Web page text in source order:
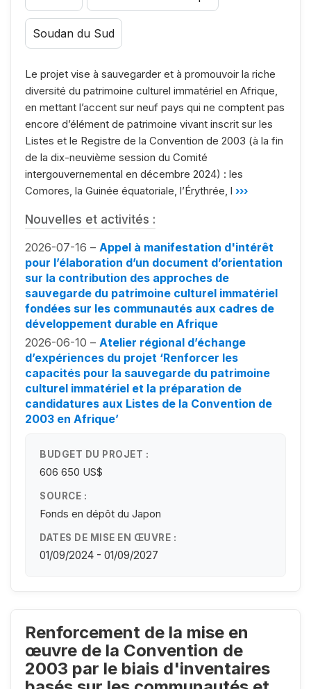
Soudan du Sud
Le projet vise à sauvegarder et à promouvoir la riche
diversité du patrimoine culturel immatériel en Afrique,
en mettant l’accent sur neuf pays qui ne comptent pas
encore d’élément de patrimoine vivant inscrit sur les
Listes et le Registre de la Convention de 2003 (à la fin
de la dix-neuvième session du Comité
intergouvernemental en décembre 2024) : les
Comores, la Guinée équatoriale, l’Érythrée, l ›››
Nouvelles et activités :
2026-07-16 – Appel à manifestation d'intérêt
pour l’élaboration d’un document d’orientation
sur la contribution des approches de
sauvegarde du patrimoine culturel immatériel
fondées sur les communautés aux cadres de
développement durable en Afrique
2026-06-10 – Atelier régional d’échange
d’expériences du projet ‘Renforcer les
capacités pour la sauvegarde du patrimoine
culturel immatériel et la préparation de
candidatures aux Listes de la Convention de
2003 en Afrique’
BUDGET DU PROJET :
606 650 US$
SOURCE :
Fonds en dépôt du Japon
DATES DE MISE EN ŒUVRE :
01/09/2024 - 01/09/2027
Renforcement de la mise en
œuvre de la Convention de
2003 par le biais d'inventaires